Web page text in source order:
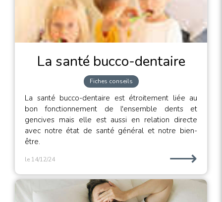
La santé bucco-dentaire
Fiches conseils
La santé bucco-dentaire est étroitement liée au
bon fonctionnement de l'ensemble dents et
gencives mais elle est aussi en relation directe
avec notre état de santé général et notre bien-
être.
le 14/12/24 ⟶